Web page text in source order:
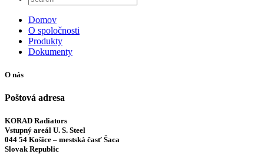
Domov
O spoločnosti
Produkty
Dokumenty
O nás
Poštová adresa
KORAD Radiators
Vstupný areál U. S. Steel
044 54 Košice – mestská časť Šaca
Slovak Republic